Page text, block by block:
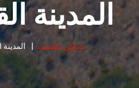
المدينة
مسكن يكتشف